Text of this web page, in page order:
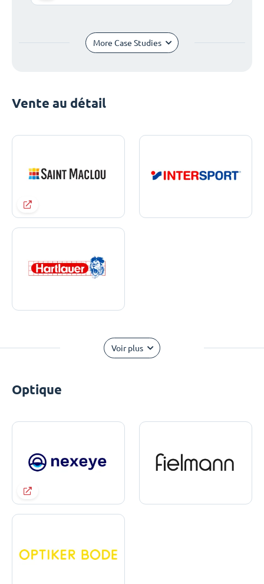
More Case Studies
Vente au détail
Voir plus
Optique